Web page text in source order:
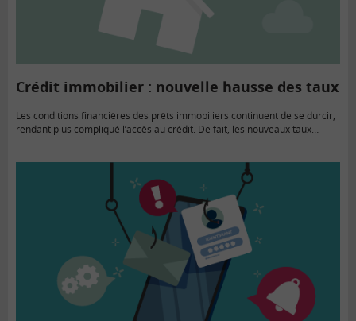
Crédit immobilier : nouvelle hausse des taux
Les conditions financières des prêts immobiliers continuent de se durcir,
rendant plus compliqué l’accès au crédit. De fait, les nouveaux taux